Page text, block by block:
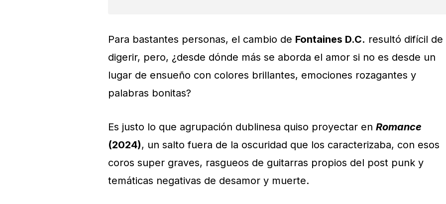
Para bastantes personas, el cambio de Fontaines D.C. resultó difícil de
digerir, pero, ¿desde dónde más se aborda el amor si no es desde un
lugar de ensueño con colores brillantes, emociones rozagantes y
palabras bonitas?
Es justo lo que agrupación dublinesa quiso proyectar en Romance
(2024), un salto fuera de la oscuridad que los caracterizaba, con esos
coros super graves, rasgueos de guitarras propios del post punk y
temáticas negativas de desamor y muerte.